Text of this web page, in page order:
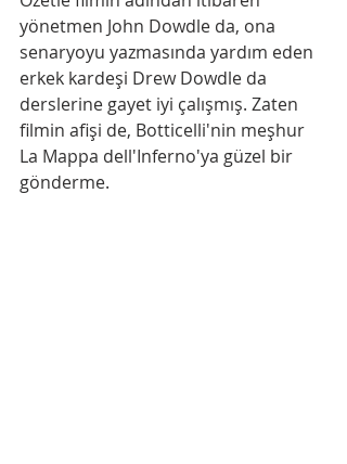
yönetmen John Dowdle da, ona
senaryoyu yazmasında yardım eden
erkek kardeşi Drew Dowdle da
derslerine gayet iyi çalışmış. Zaten
filmin afişi de, Botticelli'nin meşhur
La Mappa dell'Inferno'ya güzel bir
gönderme.